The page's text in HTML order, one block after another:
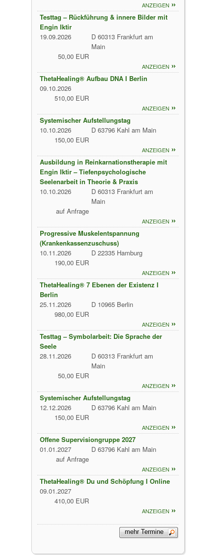
ANZEIGEN
Testtag – Rückführung & innere Bilder mit
Engin Iktir
19.09.2026
D 60313 Frankfurt am
Main
50,00 EUR
ANZEIGEN
ThetaHealing® Aufbau DNA I Berlin
09.10.2026
510,00 EUR
ANZEIGEN
Systemischer Aufstellungstag
10.10.2026
D 63796 Kahl am Main
150,00 EUR
ANZEIGEN
Ausbildung in Reinkarnationstherapie mit
Engin Iktir – Tiefenpsychologische
Seelenarbeit in Theorie & Praxis
10.10.2026
D 60313 Frankfurt am
Main
auf Anfrage
ANZEIGEN
Progressive Muskelentspannung
(Krankenkassenzuschuss)
10.11.2026
D 22335 Hamburg
190,00 EUR
ANZEIGEN
ThetaHealing® 7 Ebenen der Existenz I
Berlin
25.11.2026
D 10965 Berlin
980,00 EUR
ANZEIGEN
Testtag – Symbolarbeit: Die Sprache der
Seele
28.11.2026
D 60313 Frankfurt am
Main
50,00 EUR
ANZEIGEN
Systemischer Aufstellungstag
12.12.2026
D 63796 Kahl am Main
150,00 EUR
ANZEIGEN
Offene Supervisiongruppe 2027
01.01.2027
D 63796 Kahl am Main
auf Anfrage
ANZEIGEN
ThetaHealing® Du und Schöpfung I Online
09.01.2027
410,00 EUR
ANZEIGEN